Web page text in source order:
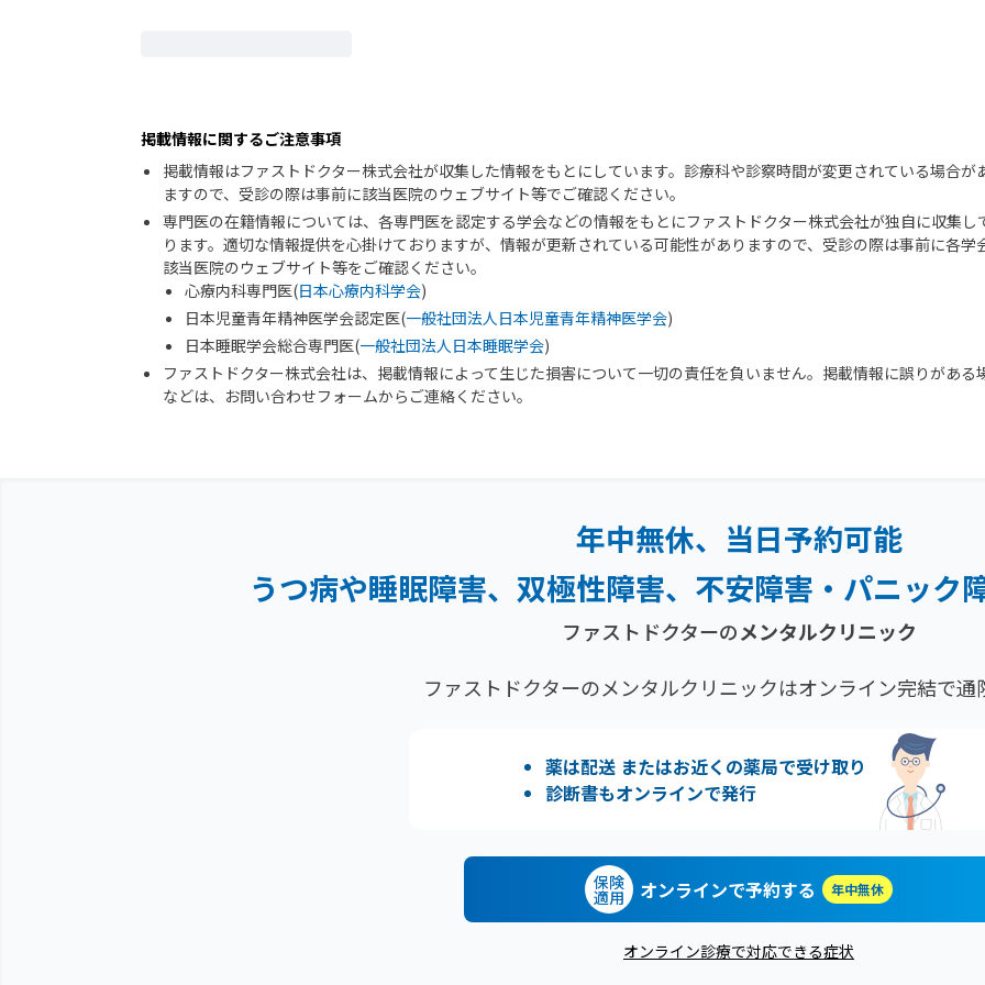
掲載情報に関するご注意事項
掲載情報はファストドクター株式会社が収集した情報をもとにしています。診療科や診察時間が変更されている場合が
ますので、受診の際は事前に該当医院のウェブサイト等でご確認ください。
専門医の在籍情報については、各専門医を認定する学会などの情報をもとにファストドクター株式会社が独自に収集し
ります。適切な情報提供を心掛けておりますが、情報が更新されている可能性がありますので、受診の際は事前に各学
該当医院のウェブサイト等をご確認ください。
心療内科専門医(日本心療内科学会)
日本児童青年精神医学会認定医(一般社団法人日本児童青年精神医学会)
日本睡眠学会総合専門医(一般社団法人日本睡眠学会)
ファストドクター株式会社は、掲載情報によって生じた損害について一切の責任を負いません。掲載情報に誤りがある
などは、お問い合わせフォームからご連絡ください。
年中無休、当日予約可能
うつ病や睡眠障害、双極性障害、 不安障害・パニック
ファストドクターのメンタルクリニック
ファストドクターのメンタルクリニックはオンライン完結で通
薬は配送 またはお近くの薬局で受け取り
診断書もオンラインで発行
保険
適用 オンラインで予約する 年中無休
オンライン診療で対応できる症状